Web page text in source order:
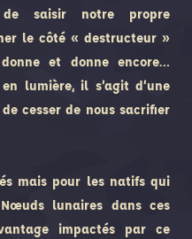
saisir notre propre
le côté « destructeur »
et donne encore…
lumière, il s’agit d’une
cesser de nous sacrifier
mais pour les natifs qui
lunaires dans ces
impactés par ce